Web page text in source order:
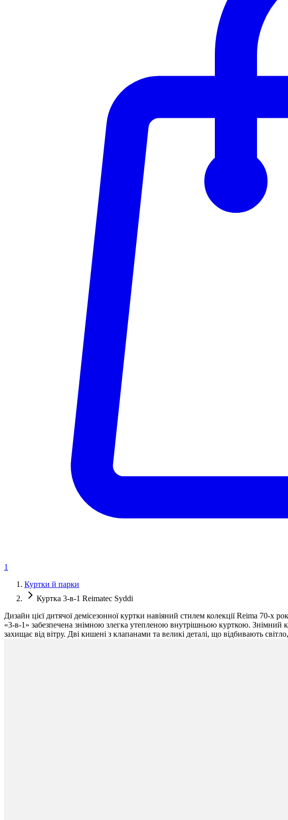
1
Куртки й парки
Куртка 3-в-1 Reimatec Syddi
Дизайн цієї дитячої демісезонної куртки навіяний стилем колекції Reima 70-х
«3-в-1» забезпечена знімною злегка утепленою внутрішньою курткою. Знімний
захищає від вітру. Дві кишені з клапанами та великі деталі, що відбивають